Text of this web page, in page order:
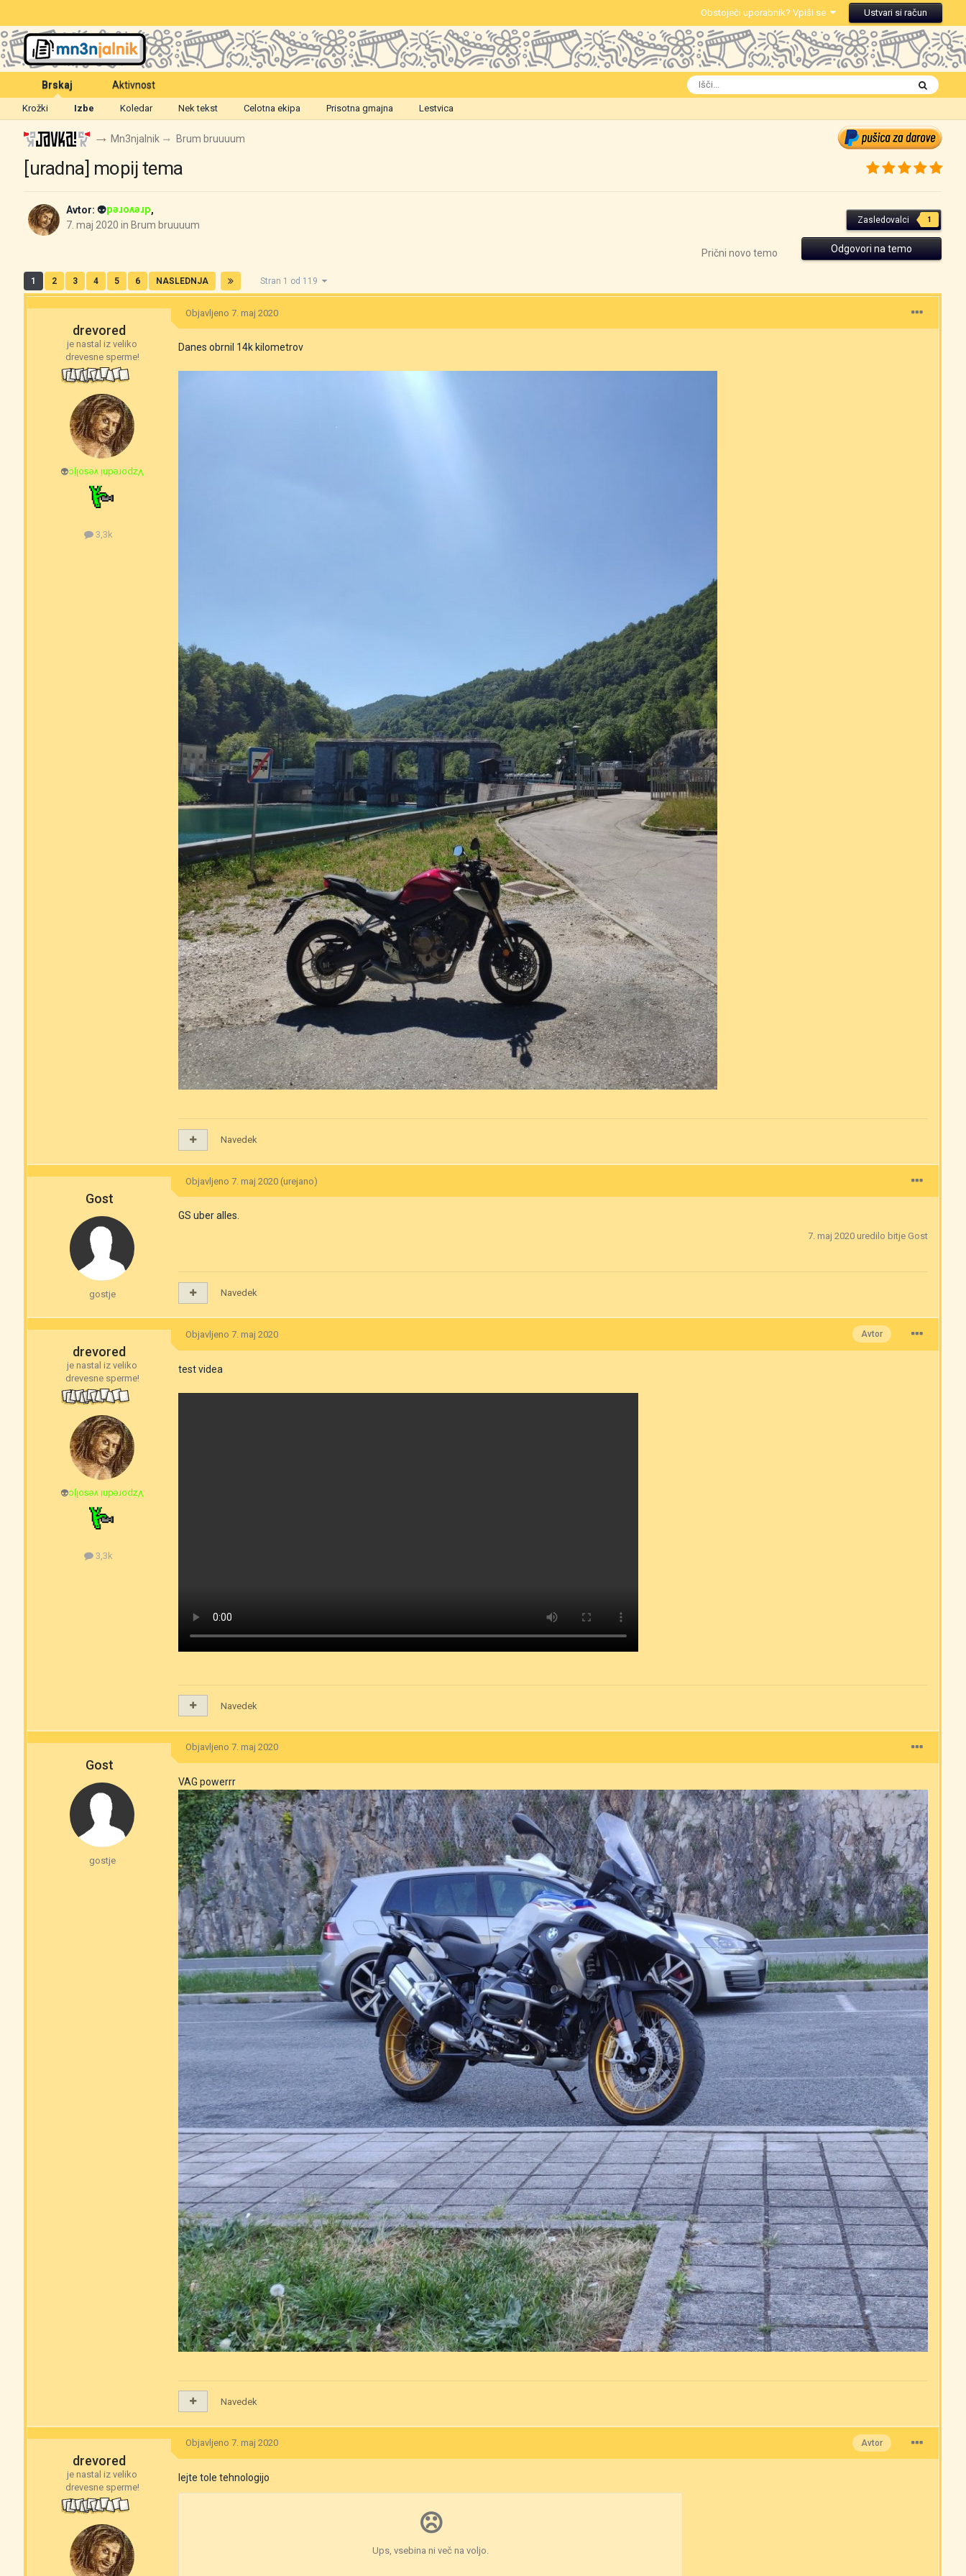
Obstoječi uporabnik? Vpiši se Ustvari si račun
Brskaj
Krožki Izbe Koledar Nek tekst Celotna ekipa Prisotna gmajna Lestvica
Aktivnost
Mn3njalnik Brum bruuuum
[uradna] mopij tema
Avtor:👽drevored,
7. maj 2020 in Brum bruuuum Zasledovalci 1
Odgovori na temo
Prični novo temo
1 2 3 4 5 6 NASLEDNJA Stran 1 od 119
drevored
je nastal iz veliko
drevesne sperme!
👽Vzporedni vesoljc
3,3k
Objavljeno7. maj 2020
Danes obrnil 14k kilometrov
Navedek
Gost
gostje
Objavljeno7. maj 2020 (urejano)
GS uber alles.
7. maj 2020 uredilo bitje Gost
Navedek
drevored
je nastal iz veliko
drevesne sperme!
👽Vzporedni vesoljc
3,3k
Avtor
Objavljeno7. maj 2020
test videa
Navedek
Gost
gostje
Objavljeno7. maj 2020
VAG powerrr
Navedek
drevored
je nastal iz veliko
drevesne sperme!
Avtor
Objavljeno7. maj 2020
lejte tole tehnologijo